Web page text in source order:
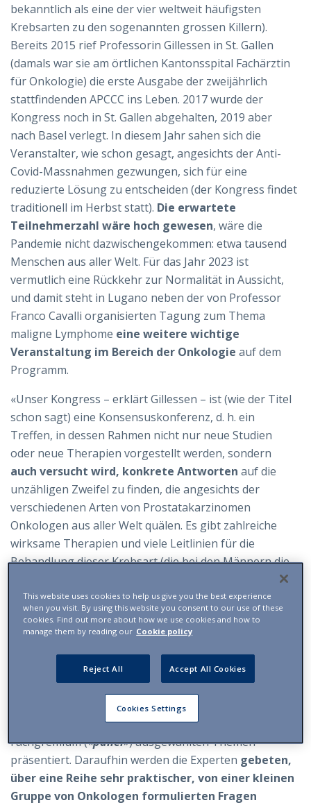
bekanntlich als eine der vier weltweit häufigsten
Krebsarten zu den sogenannten grossen Killern).
Bereits 2015 rief Professorin Gillessen in St. Gallen
(damals war sie am örtlichen Kantonsspital Fachärztin
für Onkologie) die erste Ausgabe der zweijährlich
stattfindenden APCCC ins Leben. 2017 wurde der
Kongress noch in St. Gallen abgehalten, 2019 aber
nach Basel verlegt. In diesem Jahr sahen sich die
Veranstalter, wie schon gesagt, angesichts der Anti-
Covid-Massnahmen gezwungen, sich für eine
reduzierte Lösung zu entscheiden (der Kongress findet
traditionell im Herbst statt). Die erwartete
Teilnehmerzahl wäre hoch gewesen, wäre die
Pandemie nicht dazwischengekommen: etwa tausend
Menschen aus aller Welt. Für das Jahr 2023 ist
vermutlich eine Rückkehr zur Normalität in Aussicht,
und damit steht in Lugano neben der von Professor
Franco Cavalli organisierten Tagung zum Thema
maligne Lymphome eine weitere wichtige
Veranstaltung im Bereich der Onkologie auf dem
Programm.
«Unser Kongress – erklärt Gillessen – ist (wie der Titel
schon sagt) eine Konsensuskonferenz, d. h. ein
Treffen, in dessen Rahmen nicht nur neue Studien
oder neue Therapien vorgestellt werden, sondern
auch versucht wird, konkrete Antworten auf die
unzähligen Zweifel zu finden, die angesichts der
verschiedenen Arten von Prostatakarzinomen
Onkologen aus aller Welt quälen. Es gibt zahlreiche
wirksame Therapien und viele Leitlinien für die
Behandlung dieser Krebsart (die bei den Männern die
häufigste ist: Allein in der Schweiz werden jährlich 6.100
neue Fälle diagnostiziert). Doch es gibt auch viele Fälle,
für die uns nicht genügend wissenschaftliche
Datenüber die am besten geeignete Behandlung
Verfügung stehen, wodurch unterschiedlichen, nicht
immer wirksamen Lösungen Tür und Tor geöffnet
Im ersten Teil des Programms der
Konsensuskonferenz werden die von einem
Fachgremium («panel») ausgewählten Themen
präsentiert. Daraufhin werden die Experten gebeten,
über eine Reihe sehr praktischer, von einer kleinen
Gruppe von Onkologen formulierten Fragen
This website uses cookies to help us give you the best experience
when you visit. By using this website you consent to our use of these
cookies. Find out more about how we use cookies and how to
manage them by reading our Cookie policy
Reject All Accept All Cookies
Cookies Settings